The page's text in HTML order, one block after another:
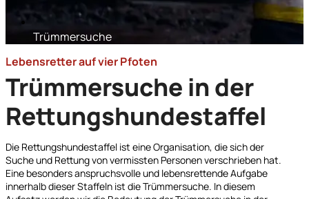
Trümmersuche
Lebensretter auf vier Pfoten
Trümmersuche in der
Rettungshundestaffel
Die Rettungshundestaffel ist eine Organisation, die sich der
Suche und Rettung von vermissten Personen verschrieben hat.
Eine besonders anspruchsvolle und lebensrettende Aufgabe
innerhalb dieser Staffeln ist die Trümmersuche. In diesem